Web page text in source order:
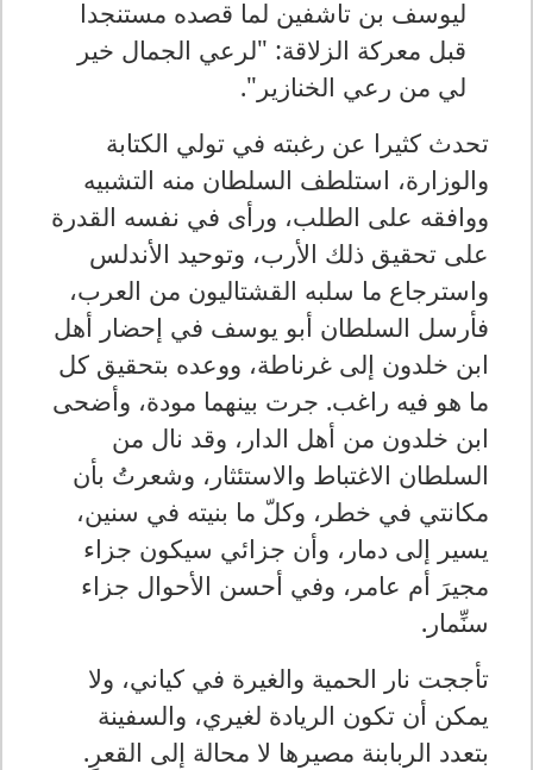
ليوسف بن تاشفين لما قصده مستنجدا
قبل معركة الزلاقة: "لرعي الجمال خير
لي من رعي الخنازير".
تحدث كثيرا عن رغبته في تولي الكتابة
والوزارة، استلطف السلطان منه التشبيه
ووافقه على الطلب، ورأى في نفسه القدرة
على تحقيق ذلك الأرب، وتوحيد الأندلس
واسترجاع ما سلبه القشتاليون من العرب،
فأرسل السلطان أبو يوسف في إحضار أهل
ابن خلدون إلى غرناطة، ووعده بتحقيق كل
ما هو فيه راغب. جرت بينهما مودة، وأضحى
ابن خلدون من أهل الدار، وقد نال من
السلطان الاغتباط والاستئثار، وشعرتُ بأن
مكانتي في خطر، وكلّ ما بنيته في سنين،
يسير إلى دمار، وأن جزائي سيكون جزاء
مجيرَ أم عامر، وفي أحسن الأحوال جزاء
سنِّمار.
تأججت نار الحمية والغيرة في كياني، ولا
يمكن أن تكون الريادة لغيري، والسفينة
بتعدد الربابنة مصيرها لا محالة إلى القعرِ.